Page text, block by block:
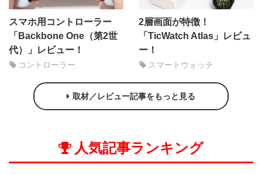
スマホ用コントローラー
「Backbone One（第2世
代）」レビュー！
コントローラー
2層画面が特徴！
「TicWatch Atlas」レビュ
ー！
スマートウォッチ
取材／レビュー記事をもっと見る
人気記事ランキング